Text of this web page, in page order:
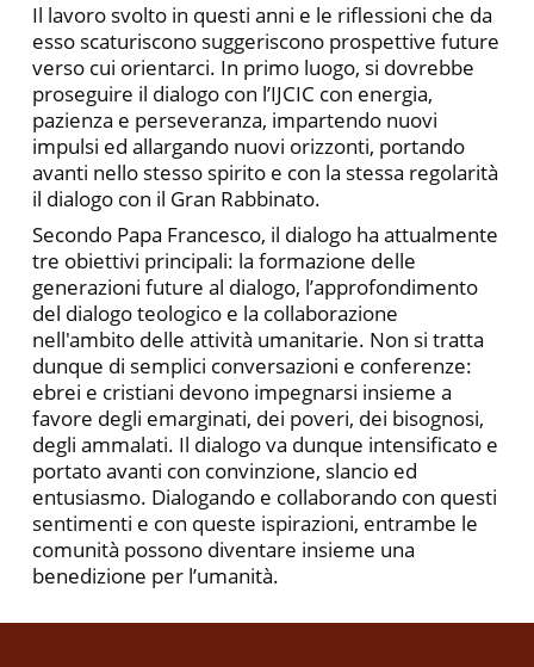
Il lavoro svolto in questi anni e le riflessioni che da
esso scaturiscono suggeriscono prospettive future
verso cui orientarci. In primo luogo, si dovrebbe
proseguire il dialogo con l’IJCIC con energia,
pazienza e perseveranza, impartendo nuovi
impulsi ed allargando nuovi orizzonti, portando
avanti nello stesso spirito e con la stessa regolarità
il dialogo con il Gran Rabbinato.
Secondo Papa Francesco, il dialogo ha attualmente
tre obiettivi principali: la formazione delle
generazioni future al dialogo, l’approfondimento
del dialogo teologico e la collaborazione
nell'ambito delle attività umanitarie. Non si tratta
dunque di semplici conversazioni e conferenze:
ebrei e cristiani devono impegnarsi insieme a
favore degli emarginati, dei poveri, dei bisognosi,
degli ammalati. Il dialogo va dunque intensificato e
portato avanti con convinzione, slancio ed
entusiasmo. Dialogando e collaborando con questi
sentimenti e con queste ispirazioni, entrambe le
comunità possono diventare insieme una
benedizione per l’umanità.